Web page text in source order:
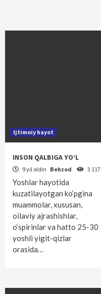
Ijtimoiy hayot
INSON QALBIGA YO‘L
9 yil oldin Behzod 3 117
Yoshlar hayotida
kuzatilayotgan ko‘pgina
muammolar, xususan,
oilaviy ajrashishlar,
o‘spirinlar va hatto 25-30
yoshli yigit-qizlar
orasida…